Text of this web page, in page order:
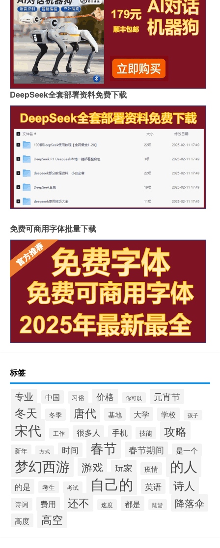
DeepSeek全套部署资料免费下载
免费可商用字体批量下载
标签
专业 中国 习俗 价格 你可以 元宵节
冬天 冬季 唐代 基地 大学 学校 孩子
宋代 工作 很多人 手机 技能 攻略
新年 方式 时间 春节 春节期间 是一个
梦幻西游 游戏 玩家 疫情 的人
的是 考生 考试 自己的 英语 诗人
诗词 费用 还不 速度 都是 陆游 降落伞
高度 高空